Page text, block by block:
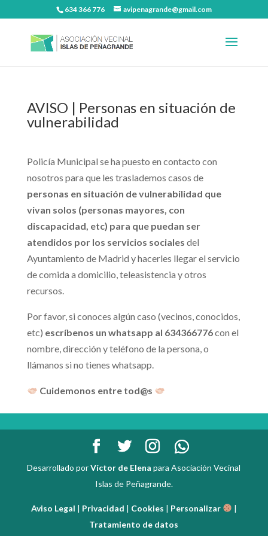
634 366 776 avipenagrande@gmail.com
AVISO | Personas en situación de
vulnerabilidad
Policía Municipal se ha puesto en contacto con
nosotros para que les traslademos casos de
personas en situación de vulnerabilidad que
vivan solos (personas mayores, con
discapacidad, etc) para que puedan ser
atendidos por los servicios sociales del
Ayuntamiento de Madrid y hacerles llegar el servicio
de comida a domicilio, teleasistencia y otros
recursos.
Por favor, si conoces algún caso (vecinos, conocidos,
etc) escríbenos un whatsapp al 634366776con el
nombre, dirección y teléfono de la persona, o
llámanos si no tienes whatsapp.
Cuidemonos entre tod@s
Desarrollado porVíctor de Elena para Asociación Vecinal
Islas de Peñagrande.
Aviso Legal | Privacidad | Cookies | Personalizar
|
Tratamiento de datos